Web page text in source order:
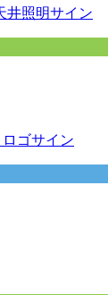
井照明サイン
ゴサイン